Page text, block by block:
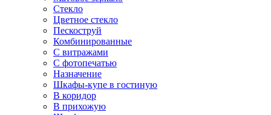
Стекло
Цветное стекло
Пескоструй
Комбинированные
С витражами
С фотопечатью
Назначение
Шкафы-купе в гостиную
В коридор
В прихожую